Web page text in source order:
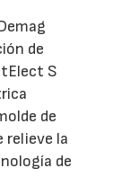
de
S
de
relieve la
de